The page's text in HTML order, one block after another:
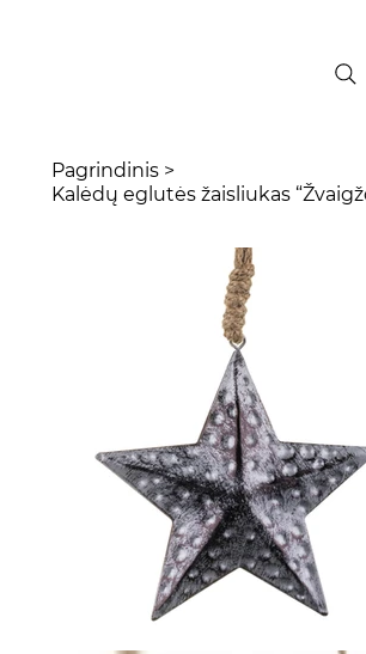
Pagrindinis >
Kalėdų eglutės žaisliukas